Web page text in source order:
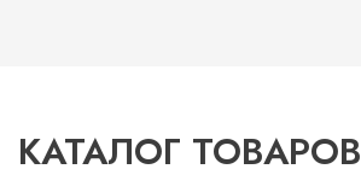
КАТАЛОГ ТОВАРОВ